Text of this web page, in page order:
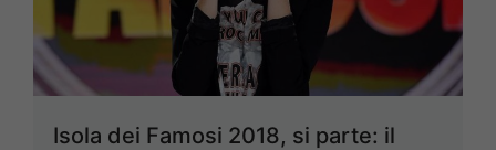
Isola dei Famosi 2018, si parte: il